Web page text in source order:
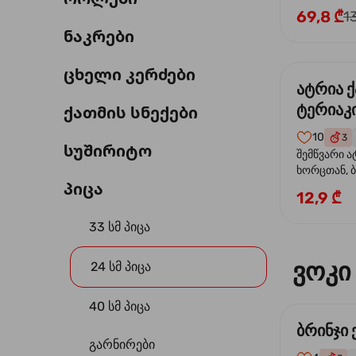
ნაკრები
ცხელი კერძები
ქათმის სნექები
სუშირიტო
პიცა
33 სმ პიცა
24 სმ პიცა
40 სმ პიცა
გარნირები
69,8 ₾
ატრია
10 3
შემწვარი
ხორცთან,
და
12,9 ₾
ვოკი
ბრინჯი